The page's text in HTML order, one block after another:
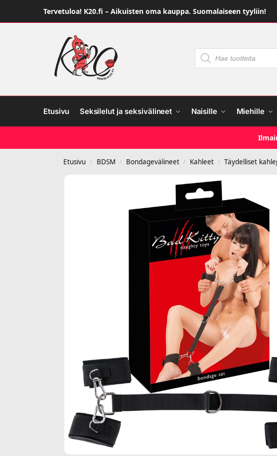
Tervetuloa! K20.fi – Aikuisten oma kauppa. Suomalaiseen tyyliin!
Etusivu Seksilelut ja seksivälineet Naisille Miehille
Etusivu / BDSM / Bondagevälineet / Kahleet / Täydelliset